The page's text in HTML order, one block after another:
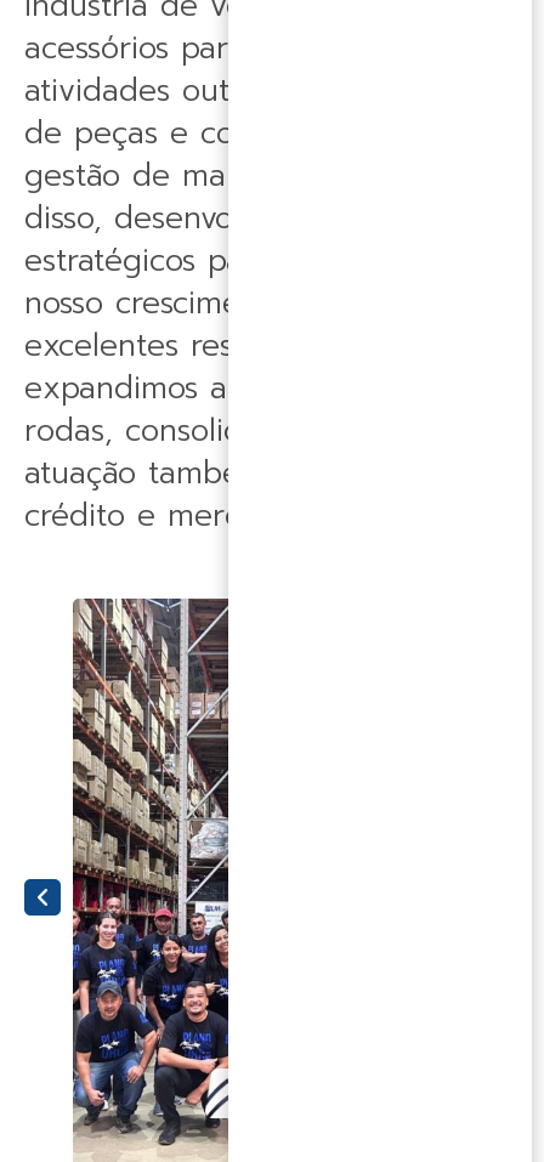
acessórios para o ciclismo e
atividades outdoor, distribuição
de peças e componentes e
gestão de marcas próprias. Além
disso, desenvolvemos negócios
estratégicos para impulsionar
nosso crescimento, e, com
excelentes resultados,
expandimos além das duas
rodas, consolidando nossa
atuação também nos setores de
crédito e mercado imobiliário.